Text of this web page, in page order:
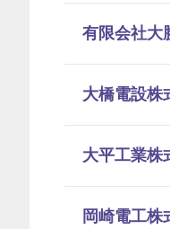
有限会社大
大橋電設株
大平工業株
岡崎電工株